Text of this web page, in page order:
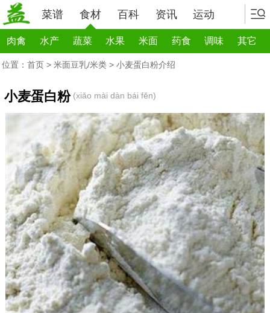
菜谱 食材 百科 资讯 运动
肉禽 水产 蔬菜 水果 米面 药食 调味 其它
位置： 首页 > 米面豆乳/米类 > 小麦蛋白粉介绍
小麦蛋白粉(xiǎo mài dàn bái fěn)